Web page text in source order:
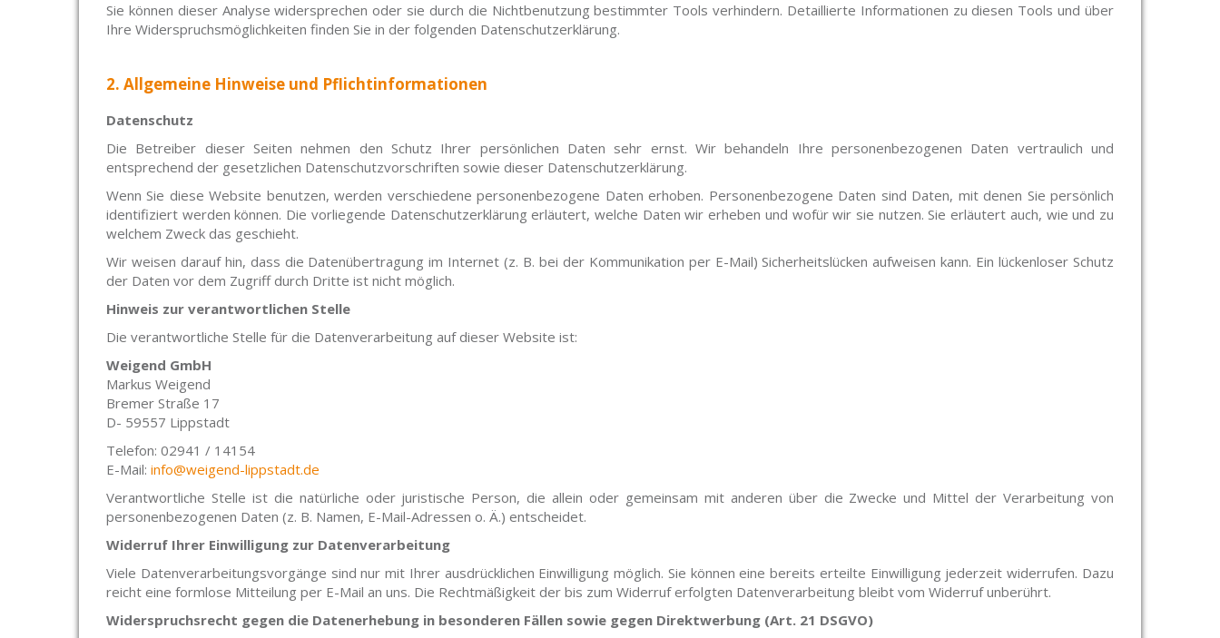
Sie können dieser Analyse widersprechen oder sie durch die Nichtbenutzung bestimmter Tools verhindern. Detaillierte Informationen zu diesen Tools und über
Ihre Widerspruchsmöglichkeiten finden Sie in der folgenden Datenschutzerklärung.
2. Allgemeine Hinweise und Pflichtinformationen
Datenschutz
Die Betreiber dieser Seiten nehmen den Schutz Ihrer persönlichen Daten sehr ernst. Wir behandeln Ihre personenbezogenen Daten vertraulich und
entsprechend der gesetzlichen Datenschutzvorschriften sowie dieser Datenschutzerklärung.
Wenn Sie diese Website benutzen, werden verschiedene personenbezogene Daten erhoben. Personenbezogene Daten sind Daten, mit denen Sie persönlich
identifiziert werden können. Die vorliegende Datenschutzerklärung erläutert, welche Daten wir erheben und wofür wir sie nutzen. Sie erläutert auch, wie und zu
welchem Zweck das geschieht.
Wir weisen darauf hin, dass die Datenübertragung im Internet (z. B. bei der Kommunikation per E-Mail) Sicherheitslücken aufweisen kann. Ein lückenloser Schutz
der Daten vor dem Zugriff durch Dritte ist nicht möglich.
Hinweis zur verantwortlichen Stelle
Die verantwortliche Stelle für die Datenverarbeitung auf dieser Website ist:
Weigend GmbH
Markus Weigend
Bremer Straße 17
D- 59557 Lippstadt
Telefon: 02941 / 14154
E-Mail: info@weigend-lippstadt.de
Verantwortliche Stelle ist die natürliche oder juristische Person, die allein oder gemeinsam mit anderen über die Zwecke und Mittel der Verarbeitung von
personenbezogenen Daten (z. B. Namen, E-Mail-Adressen o. Ä.) entscheidet.
Widerruf Ihrer Einwilligung zur Datenverarbeitung
Viele Datenverarbeitungsvorgänge sind nur mit Ihrer ausdrücklichen Einwilligung möglich. Sie können eine bereits erteilte Einwilligung jederzeit widerrufen. Dazu
reicht eine formlose Mitteilung per E-Mail an uns. Die Rechtmäßigkeit der bis zum Widerruf erfolgten Datenverarbeitung bleibt vom Widerruf unberührt.
Widerspruchsrecht gegen die Datenerhebung in besonderen Fällen sowie gegen Direktwerbung (Art. 21 DSGVO)